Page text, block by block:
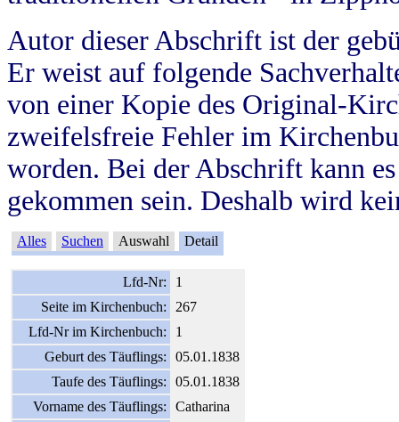
Autor dieser Abschrift ist der
Er weist auf folgende
von einer Kopie des Original-
zweifelsfreie Fehler im
worden. Bei der Abschrift kann
gekommen sein. Deshalb wird
Alles Suchen Auswahl Detail
Lfd-Nr:
1
Seite im Kirchenbuch:
267
Lfd-Nr im Kirchenbuch:
1
Geburt des Täuflings:
05.01.1838
Taufe des Täuflings:
05.01.1838
Vorname des Täuflings:
Catharina